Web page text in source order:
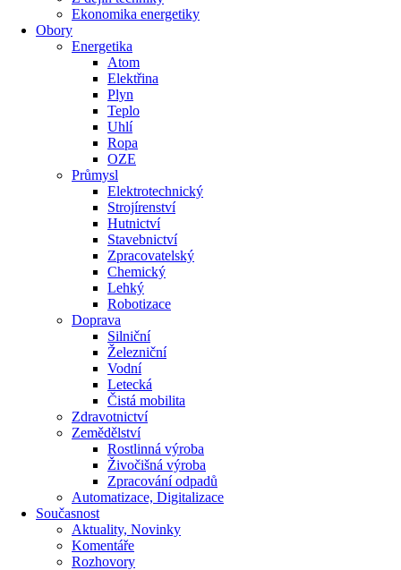
Ekonomika energetiky
Obory
Energetika
Atom
Elektřina
Plyn
Teplo
Uhlí
Ropa
OZE
Průmysl
Elektrotechnický
Strojírenství
Hutnictví
Stavebnictví
Zpracovatelský
Chemický
Lehký
Robotizace
Doprava
Silniční
Železniční
Vodní
Letecká
Čistá mobilita
Zdravotnictví
Zemědělství
Rostlinná výroba
Živočišná výroba
Zpracování odpadů
Automatizace, Digitalizace
Současnost
Aktuality, Novinky
Komentáře
Rozhovory